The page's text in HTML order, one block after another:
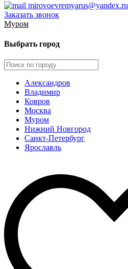
mirovoevremyarus@yandex.ru
Заказать звонок
Муром
Выбрать город
Александров
Владимир
Ковров
Москва
Муром
Нижний Новгород
Санкт-Петербург
Ярославль